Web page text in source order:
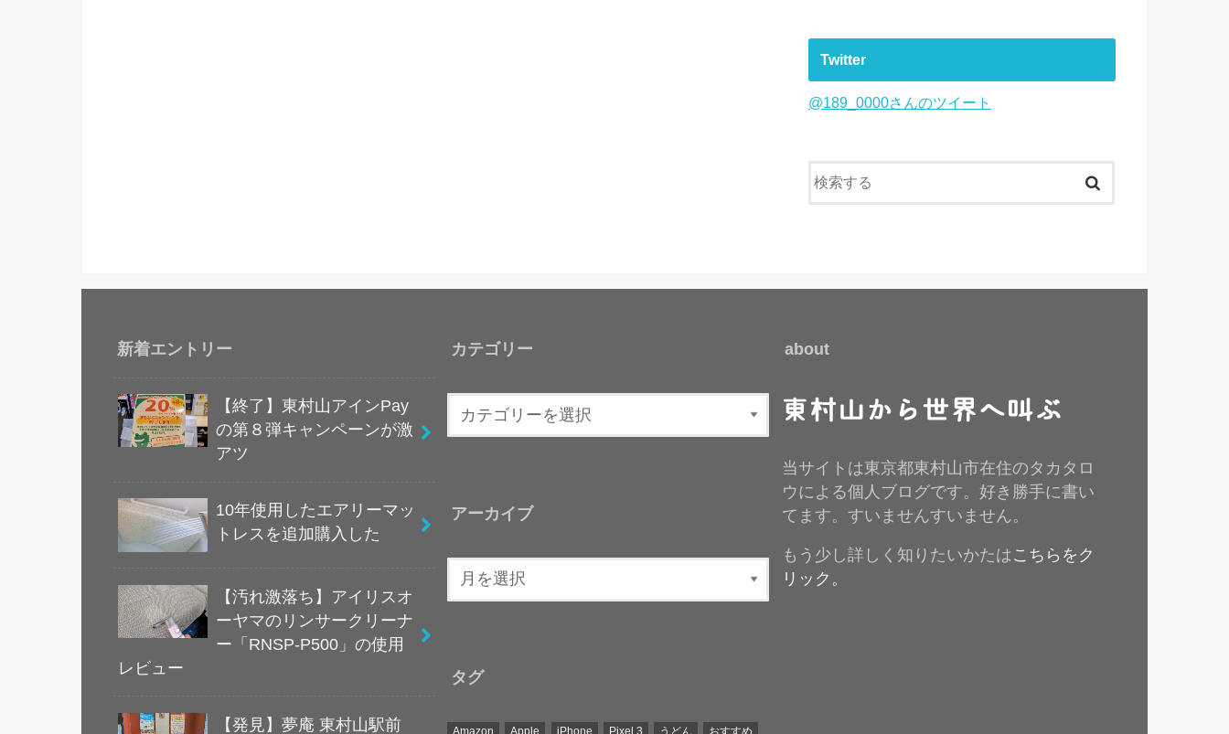
Twitter
@189_0000さんのツイート
新着エントリー
【終了】東村山アインPay
の第８弾キャンペーンが激
アツ
10年使用したエアリーマッ
トレスを追加購入した
【汚れ激落ち】アイリスオ
ーヤマのリンサークリーナ
ー「RNSP-P500」の使用
レビュー
【発見】夢庵 東村山駅前
カテゴリー
アーカイブ
タグ
Amazon Apple iPhone Pixel 3 うどん おすすめ
about
当サイトは東京都東村山市在住のタカタロ
ウによる個人ブログです。好き勝手に書い
てます。すいませんすいません。
もう少し詳しく知りたいかたは こちらをク
リック。